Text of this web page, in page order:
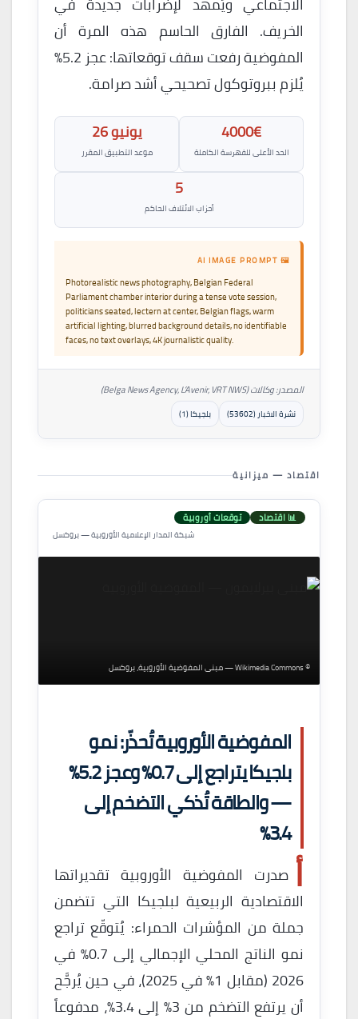
الخريف. الفارق الحاسم هذه المرة أن
المفوضية رفعت سقف توقعاتها: عجز 5.2%
يُلزم ببروتوكول تصحيحي أشد صرامة.
4000€
الحد الأعلى للفهرسة الكاملة
يونيو 26
موعد التطبيق المقرر
5
أحزاب الائتلاف الحاكم
🖼 AI IMAGE PROMPT
Photorealistic news photography, Belgian Federal
Parliament chamber interior during a tense vote session,
politicians seated, lectern at center, Belgian flags, warm
artificial lighting, blurred background details, no identifiable
faces, no text overlays, 4K journalistic quality.
المصدر: وكالات (Belga News Agency, L’Avenir, VRT NWS)
نشرة الاخبار (53602) بلجيكا (1)
اقتصاد — ميزانية
📊 اقتصاد توقعات أوروبية
شبكة المدار الإعلامية الأوروبية — بروكسل
© Wikimedia Commons — مبنى المفوضية الأوروبية، بروكسل
المفوضية الأوروبية تُحذّر: نمو
بلجيكا يتراجع إلى 0.7% وعجز 5.2%
— والطاقة تُذكي التضخم إلى
3.4%
صدرت المفوضية الأوروبية تقديراتها
الاقتصادية الربيعية لبلجيكا التي تتضمن
جملة من المؤشرات الحمراء: يُتوقّع تراجع
نمو الناتج المحلي الإجمالي إلى 0.7% في
2026 (مقابل 1% في 2025)، في حين يُرجَّح
أن يرتفع التضخم من 3% إلى 3.4%، مدفوعاً